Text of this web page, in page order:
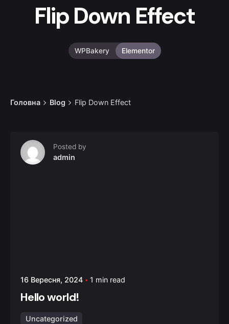
Flip Down Effect
WPBakery Elementor
Головна Blog Flip Down Effect
Posted by
admin
16 Вересня, 2024 1 min read
Hello world!
Uncategorized